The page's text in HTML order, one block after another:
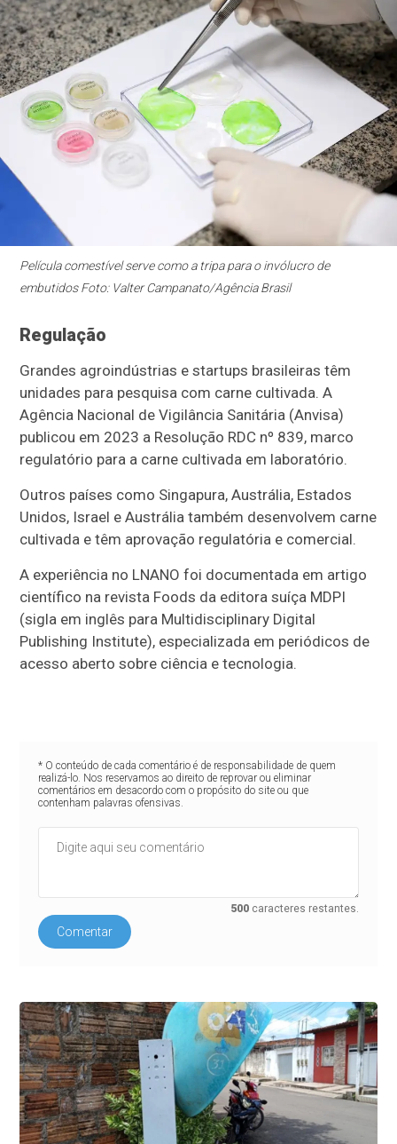
Película comestível serve como a tripa para o invólucro de
embutidos Foto: Valter Campanato/Agência Brasil
Regulação
Grandes agroindústrias e startups brasileiras têm
unidades para pesquisa com carne cultivada. A
Agência Nacional de Vigilância Sanitária (Anvisa)
publicou em 2023 a Resolução RDC nº 839, marco
regulatório para a carne cultivada em laboratório.
Outros países como Singapura, Austrália, Estados
Unidos, Israel e Austrália também desenvolvem carne
cultivada e têm aprovação regulatória e comercial.
A experiência no LNANO foi documentada em artigo
científico na revista Foods da editora suíça MDPI
(sigla em inglês para Multidisciplinary Digital
Publishing Institute), especializada em periódicos de
acesso aberto sobre ciência e tecnologia.
* O conteúdo de cada comentário é de responsabilidade de quem
realizá-lo. Nos reservamos ao direito de reprovar ou eliminar
comentários em desacordo com o propósito do site ou que
contenham palavras ofensivas.
500 caracteres restantes.
Comentar